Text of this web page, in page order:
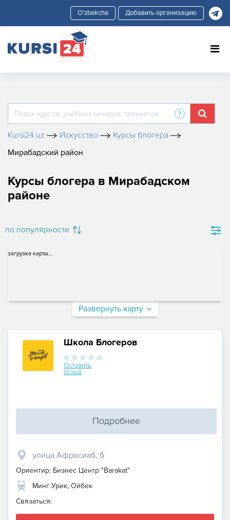
Добавить организацию
Kursi24.uz Искусство
Курсы блогера
Мирабадский район
Курсы блогера в Мирабадском
районе
по популярности
загрузка карты...
Развернуть карту
Школа Блогеров
Оставить
отзыв
Подробнее
улица Афросиаб, 6
Ориентир: Бизнес Центр "Barakat"
Минг Урик, Ойбек
Связаться: